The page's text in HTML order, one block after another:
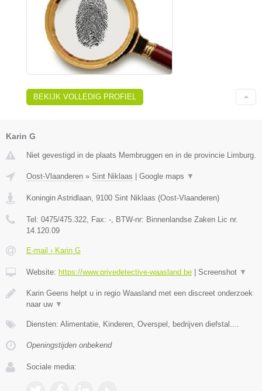
BEKIJK VOLLEDIG PROFIEL
Karin G
Niet gevestigd in de plaats Membruggen en in de provincie Limburg.
Oost-Vlaanderen » Sint Niklaas Google maps ▼
Koningin Astridlaan, 9100 Sint Niklaas (Oost-Vlaanderen)
Tel: 0475/475.322, Fax: -, BTW-nr: Binnenlandse Zaken Lic nr.
14.120.09
E-mail › Karin G
Website: https://www.privedetective-waasland.be Screenshot ▼
Karin Geens helpt u in regio Waasland met een discreet onderzoek
naar uw ▼
Diensten: Alimentatie, Kinderen, Overspel, bedrijven diefstal....
Openingstijden onbekend
Sociale media: